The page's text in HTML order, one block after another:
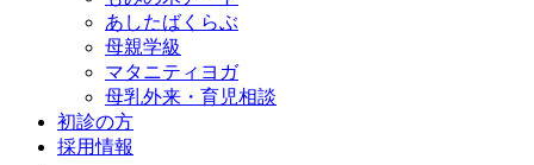
あしたばくらぶ
母親学級
マタニティヨガ
母乳外来・育児相談
初診の方
採用情報